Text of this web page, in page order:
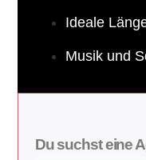
Ideale
Musik und
Du suchst eine